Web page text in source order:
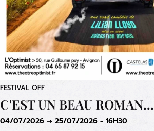
FESTIVAL OFF
C'EST UN BEAU ROMAN...
04/07/2026 → 25/07/2026 - 16H30